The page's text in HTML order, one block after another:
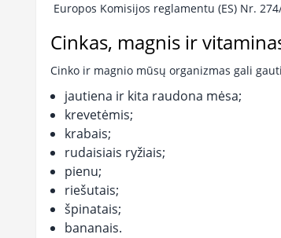
Europos Komisijos reglamentu (ES) Nr.
Cinkas, magnis ir
Cinko ir magnio mūsų organizmas gali
jautiena ir kita raudona mėsa;
krevetėmis;
krabais;
rudaisiais ryžiais;
pienu;
riešutais;
špinatais;
bananais.